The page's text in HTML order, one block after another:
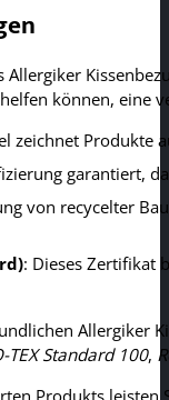
können, eine
zeichnet Produkte
garantiert,
von recycelter
: Dieses Zertifikat
Allergiker
TEX Standard 100,